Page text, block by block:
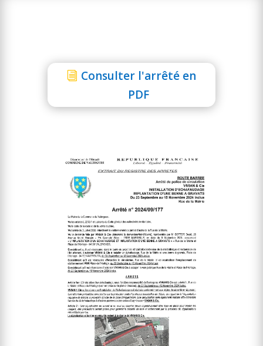
Consulter l'arrêté en
PDF